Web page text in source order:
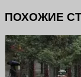
ПОХОЖИЕ